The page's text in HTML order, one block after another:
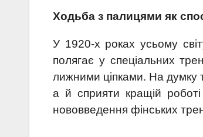
Ходьба з палицями як
У 1920-х роках усьому
полягає у спеціальних
лижними ціпками. На думку
а й сприяти кращій роботі
нововведення фінських